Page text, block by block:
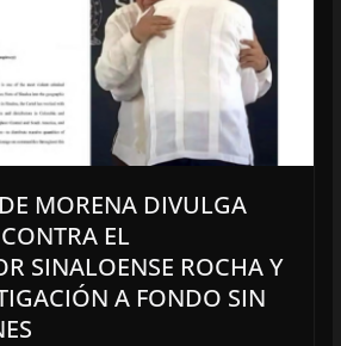
MORENA DIVULGA
EL
SINALOENSE ROCHA Y
A FONDO SIN